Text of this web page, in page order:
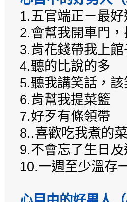
1.五官端正－最
2.會幫我開車門
3.肯花錢帶我上
4.聽的比說的多
5.聽我講笑話，
6.肯幫我提菜籃
7.好歹有條領帶
8..喜歡吃我煮的菜
9.不會忘了生日及
10.一週至少溫存